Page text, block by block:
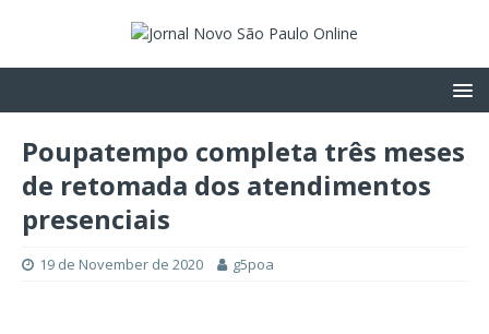
Poupatempo completa três meses
de retomada dos atendimentos
presenciais
19 de November de 2020 g5poa